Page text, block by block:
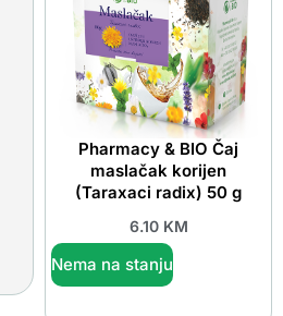
Pharmacy & BIO Čaj
maslačak korijen
(Taraxaci radix) 50 g
6.10 KM
Nema na stanju